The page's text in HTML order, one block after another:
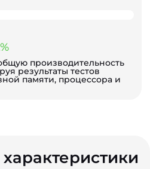
производительность
результаты тестов
памяти, процессора и